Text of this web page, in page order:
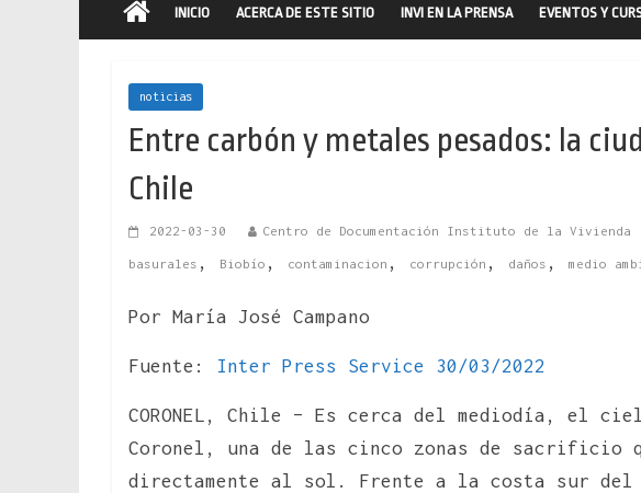
INICIO ACERCA DE ESTE SITIO INVI EN LA PRENSA EVENTOS Y
noticias
Entre carbón y metales pesados: la
Chile
2022-03-30 Centro de Documentación Instituto de la Vivienda
basurales , Biobío , contaminacion , corrupción , daños , medio
Por María José Campano
Fuente: Inter Press Service 30/03/2022
CORONEL, Chile – Es cerca del mediodía, el
Coronel, una de las cinco zonas de sacrificio
directamente al sol. Frente a la costa sur del